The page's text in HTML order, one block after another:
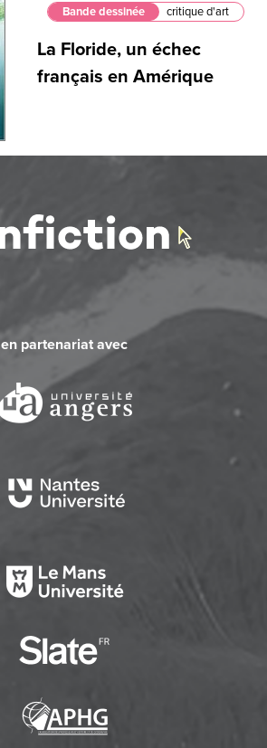
Bande dessinée critique d'art
La Floride, un échec
français en Amérique
en partenariat avec